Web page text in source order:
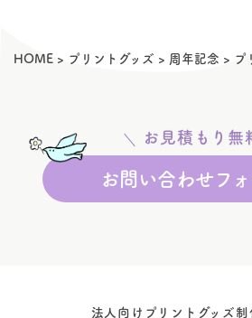
HOME > プリントグッズ > 周年記念 > プ
お見積もり無
お問い合わせフ
法人向けプリントグッズ制